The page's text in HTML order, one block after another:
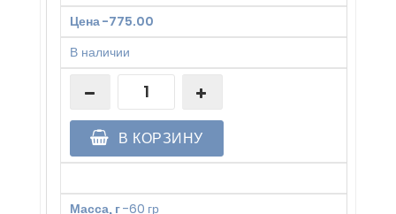
Цена-775.00
В наличии
В КОРЗИНУ
Масса, г-60 гр